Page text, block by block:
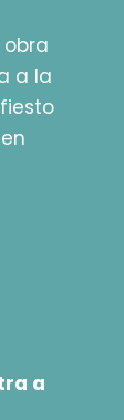
a la
a